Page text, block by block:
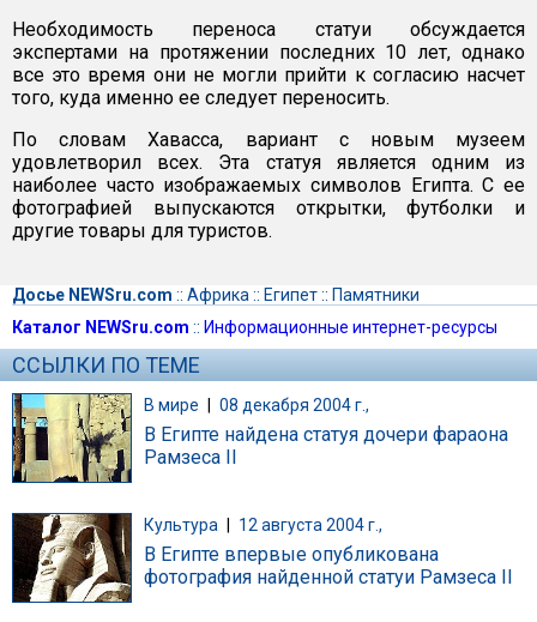
Необходимость переноса статуи обсуждается
экспертами на протяжении последних 10 лет, однако
все это время они не могли прийти к согласию насчет
того, куда именно ее следует переносить.
По словам Хавасса, вариант с новым музеем
удовлетворил всех. Эта статуя является одним из
наиболее часто изображаемых символов Египта. С ее
фотографией выпускаются открытки, футболки и
другие товары для туристов.
Досье NEWSru.com :: Африка :: Египет:: Памятники
Каталог NEWSru.com :: Информационные интернет-ресурсы
ССЫЛКИ ПО ТЕМЕ
В мире | 08 декабря 2004 г.,
В Египте найдена статуя дочери фараона
Рамзеса II
Культура 12 августа 2004 г.,
В Египте впервые опубликована
фотография найденной статуи Рамзеса II